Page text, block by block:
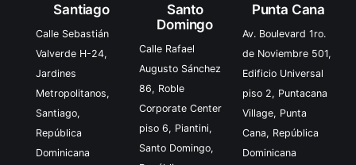
Santiago
Calle Sebastián
Valverde H-24,
Jardines
Metropolitanos,
Santiago,
República
Dominicana
Santo
Domingo
Calle Rafael
Augusto Sánchez
86, Roble
Corporate Center
piso 6, Piantini,
Santo Domingo,
Punta Cana
Av. Boulevard 1ro.
de Noviembre 501,
Edificio Universal
piso 2, Puntacana
Village, Punta
Cana, República
Dominicana